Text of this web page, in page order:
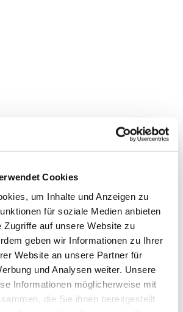
Cookies
um Inhalte und Anzeigen zu
für soziale Medien anbieten
Zugriffe auf unsere Website zu
geben wir Informationen zu Ihrer
Website an unsere Partner für
und Analysen weiter. Unsere
Informationen möglicherweise mit
die Sie ihnen bereitgestellt